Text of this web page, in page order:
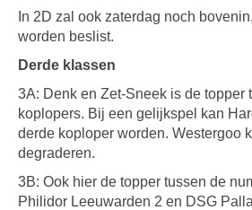
In 2D zal ook zaterdag noch
worden beslist.
Derde klassen
3A: Denk en Zet-Sneek is de topper
koplopers. Bij een gelijkspel kan
derde koploper worden. Westergoo
degraderen.
3B: Ook hier de topper tussen de
Philidor Leeuwarden 2 en DSG